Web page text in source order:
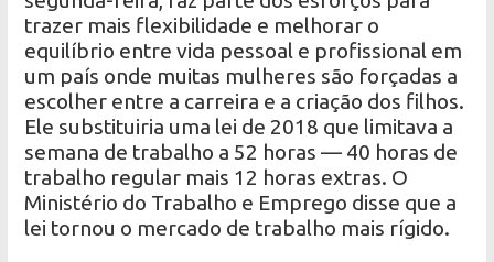
trazer mais flexibilidade e melhorar o
equilíbrio entre vida pessoal e profissional em
um país onde muitas mulheres são forçadas a
escolher entre a carreira e a criação dos filhos.
Ele substituiria uma lei de 2018 que limitava a
semana de trabalho a 52 horas — 40 horas de
trabalho regular mais 12 horas extras. O
Ministério do Trabalho e Emprego disse que a
lei tornou o mercado de trabalho mais rígido.